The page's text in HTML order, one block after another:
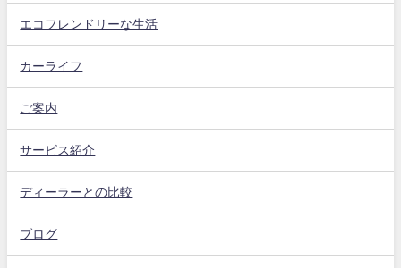
エコフレンドリーな生活
カーライフ
ご案内
サービス紹介
ディーラーとの比較
ブログ